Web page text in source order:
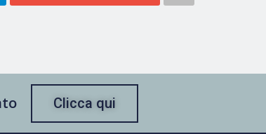
Clicca qui